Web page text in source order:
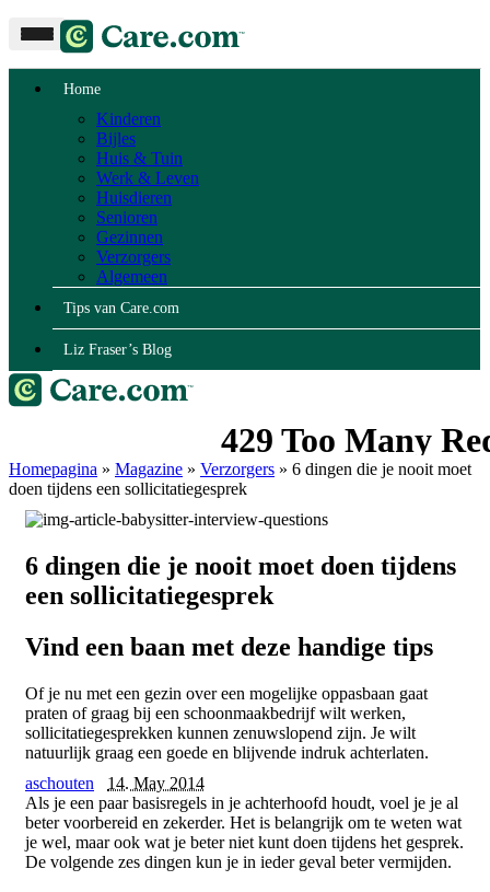
Home
Kinderen
Bijles
Huis & Tuin
Werk & Leven
Huisdieren
Senioren
Gezinnen
Verzorgers
Algemeen
Tips van Care.com
Liz Fraser’s Blog
Homepagina » Magazine » Verzorgers » 6 dingen die je nooit moet
doen tijdens een sollicitatiegesprek
6 dingen die je nooit moet doen tijdens
een sollicitatiegesprek
Vind een baan met deze handige tips
Of je nu met een gezin over een mogelijke oppasbaan gaat
praten of graag bij een schoonmaakbedrijf wilt werken,
sollicitatiegesprekken kunnen zenuwslopend zijn. Je wilt
natuurlijk graag een goede en blijvende indruk achterlaten.
aschouten
14. May 2014
Als je een paar basisregels in je achterhoofd houdt, voel je je al
beter voorbereid en zekerder. Het is belangrijk om te weten wat
je wel, maar ook wat je beter niet kunt doen tijdens het gesprek.
De volgende zes dingen kun je in ieder geval beter vermijden.